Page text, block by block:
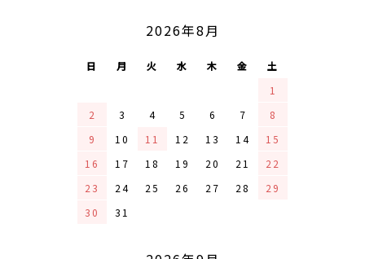
2026年8月
日 月 火 水 木 金
土
1
2
3 4 5 6 7
8
9
10 11 12 13 14
15
16
17 18 19 20 21
22
23
24 25 26 27 28
29
30
31